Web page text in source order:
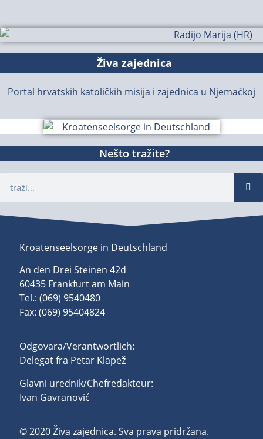
Živa zajednica
Portal hrvatskih katoličkih misija i zajednica u Njemačkoj
Nešto tražite?
Kroatenseelsorge in Deutschland
An den Drei Steinen 42d
60435 Frankfurt am Main
Tel.: (069) 9540480
Fax: (069) 95404824
Odgovara/Verantwortlich:
Delegat fra Petar Klapež
Glavni urednik/Chefredakteur:
Ivan Gavranović
© 2020 Živa zajednica. Sva prava pridržana.